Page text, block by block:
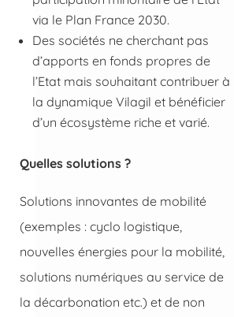
via le Plan France 2030.
Des sociétés ne cherchant pas
d’apports en fonds propres de
l’Etat mais souhaitant contribuer à
la dynamique Vilagil et bénéficier
d’un écosystème riche et varié.
Quelles solutions ?
Solutions innovantes de mobilité
(exemples : cyclo logistique,
nouvelles énergies pour la mobilité,
solutions numériques au service de
la décarbonation etc.) et de non